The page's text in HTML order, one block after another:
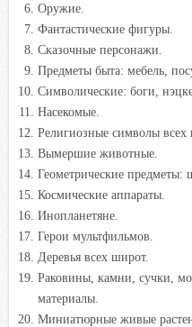
Оружие.
Фантастические фигуры.
Сказочные персонажи.
Предметы быта: мебель,
Символические: боги,
Насекомые.
Религиозные символы всех
Вымершие животные.
Геометрические
Космические аппараты.
Инопланетяне.
Герои мультфильмов.
Деревья всех широт.
Раковины, камни, сучки,
материалы.
Миниатюрные живые